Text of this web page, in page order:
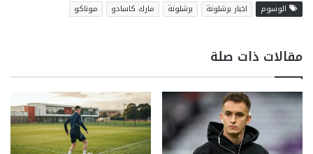
الوسوم اخبار برشلونة برشلونة مارك كاسادو موناكو
مقالات ذات صلة